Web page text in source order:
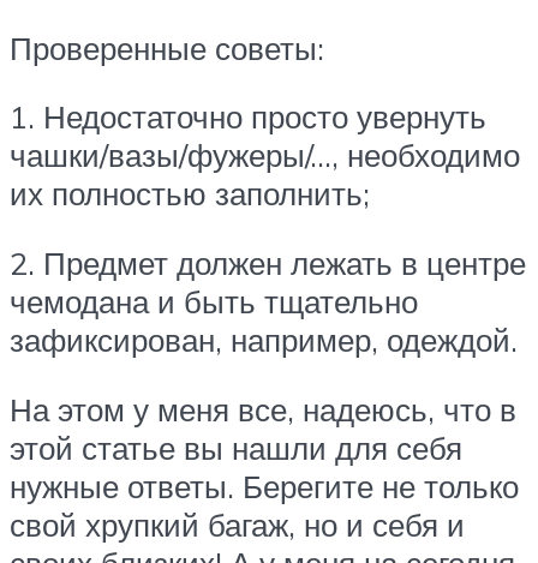
Проверенные советы:
1. Недостаточно просто увернуть
чашки/вазы/фужеры/…, необходимо
их полностью заполнить;
2. Предмет должен лежать в центре
чемодана и быть тщательно
зафиксирован, например, одеждой.
На этом у меня все, надеюсь, что в
этой статье вы нашли для себя
нужные ответы. Берегите не только
свой хрупкий багаж, но и себя и